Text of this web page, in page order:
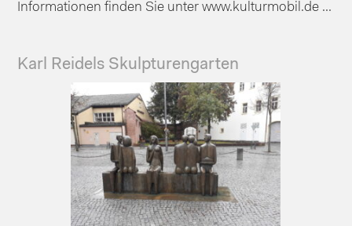
Informationen finden Sie unter www.kulturmobil.de ...
Karl Reidels Skulpturengarten